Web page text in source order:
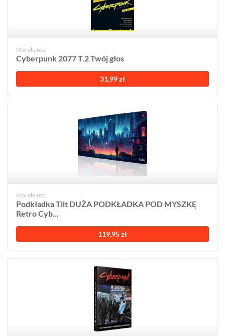
Morele.net
Cyberpunk 2077 T.2 Twój głos
31,99 zł
Morele.net
Podkładka Tilt DUŻA PODKŁADKA POD MYSZKĘ
Retro Cyb...
119,95 zł